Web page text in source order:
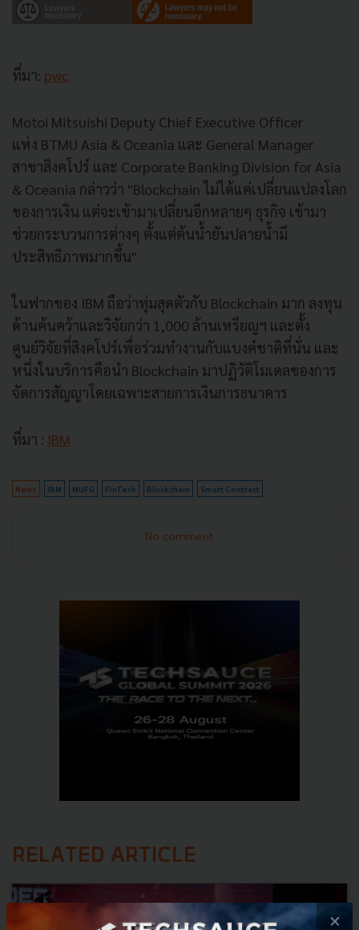
ที่มา: pwc
Motoi Mitsuishi Deputy Chief Executive Officer
แห่ง BTMU Asia & Oceania และ General Manager
สาขาสิงคโปร์ และ Corporate Banking Division for Asia
& Oceania กล่าวว่า "Blockchain ไม่ได้แค่เปลี่ยนแปลงโลก
ของการเงิน แต่จะเข้ามาเปลี่ยนอีกหลายๆ ธุรกิจ เข้ามา
ช่วยกระบวนการต่างๆ ตั้งแต่ต้นน้ำยันปลายน้ำมี
ประสิทธิภาพมากขึ้น"
ในฟากของ IBM ถือว่าทุ่มสุดตัวกับ Blockchain มาก ลงทุน
ด้านค้นคว้าและวิจัยกว่า 1,000 ล้านเหรียญฯ และตั้ง
ศูนย์วิจัยที่สิงคโปร์เพื่อร่วมทำงานกับแบงค์ชาติที่นั่น และ
หนึ่งในบริการคือนำ Blockchain มาปฏิวัติโมเดลของการ
จัดการสัญญาโดยเฉพาะสายการเงินการธนาคาร
ที่มา : IBM
News IBM MUFG FinTech Blockchain Smart Contract
No comment
RELATED ARTICLE
×